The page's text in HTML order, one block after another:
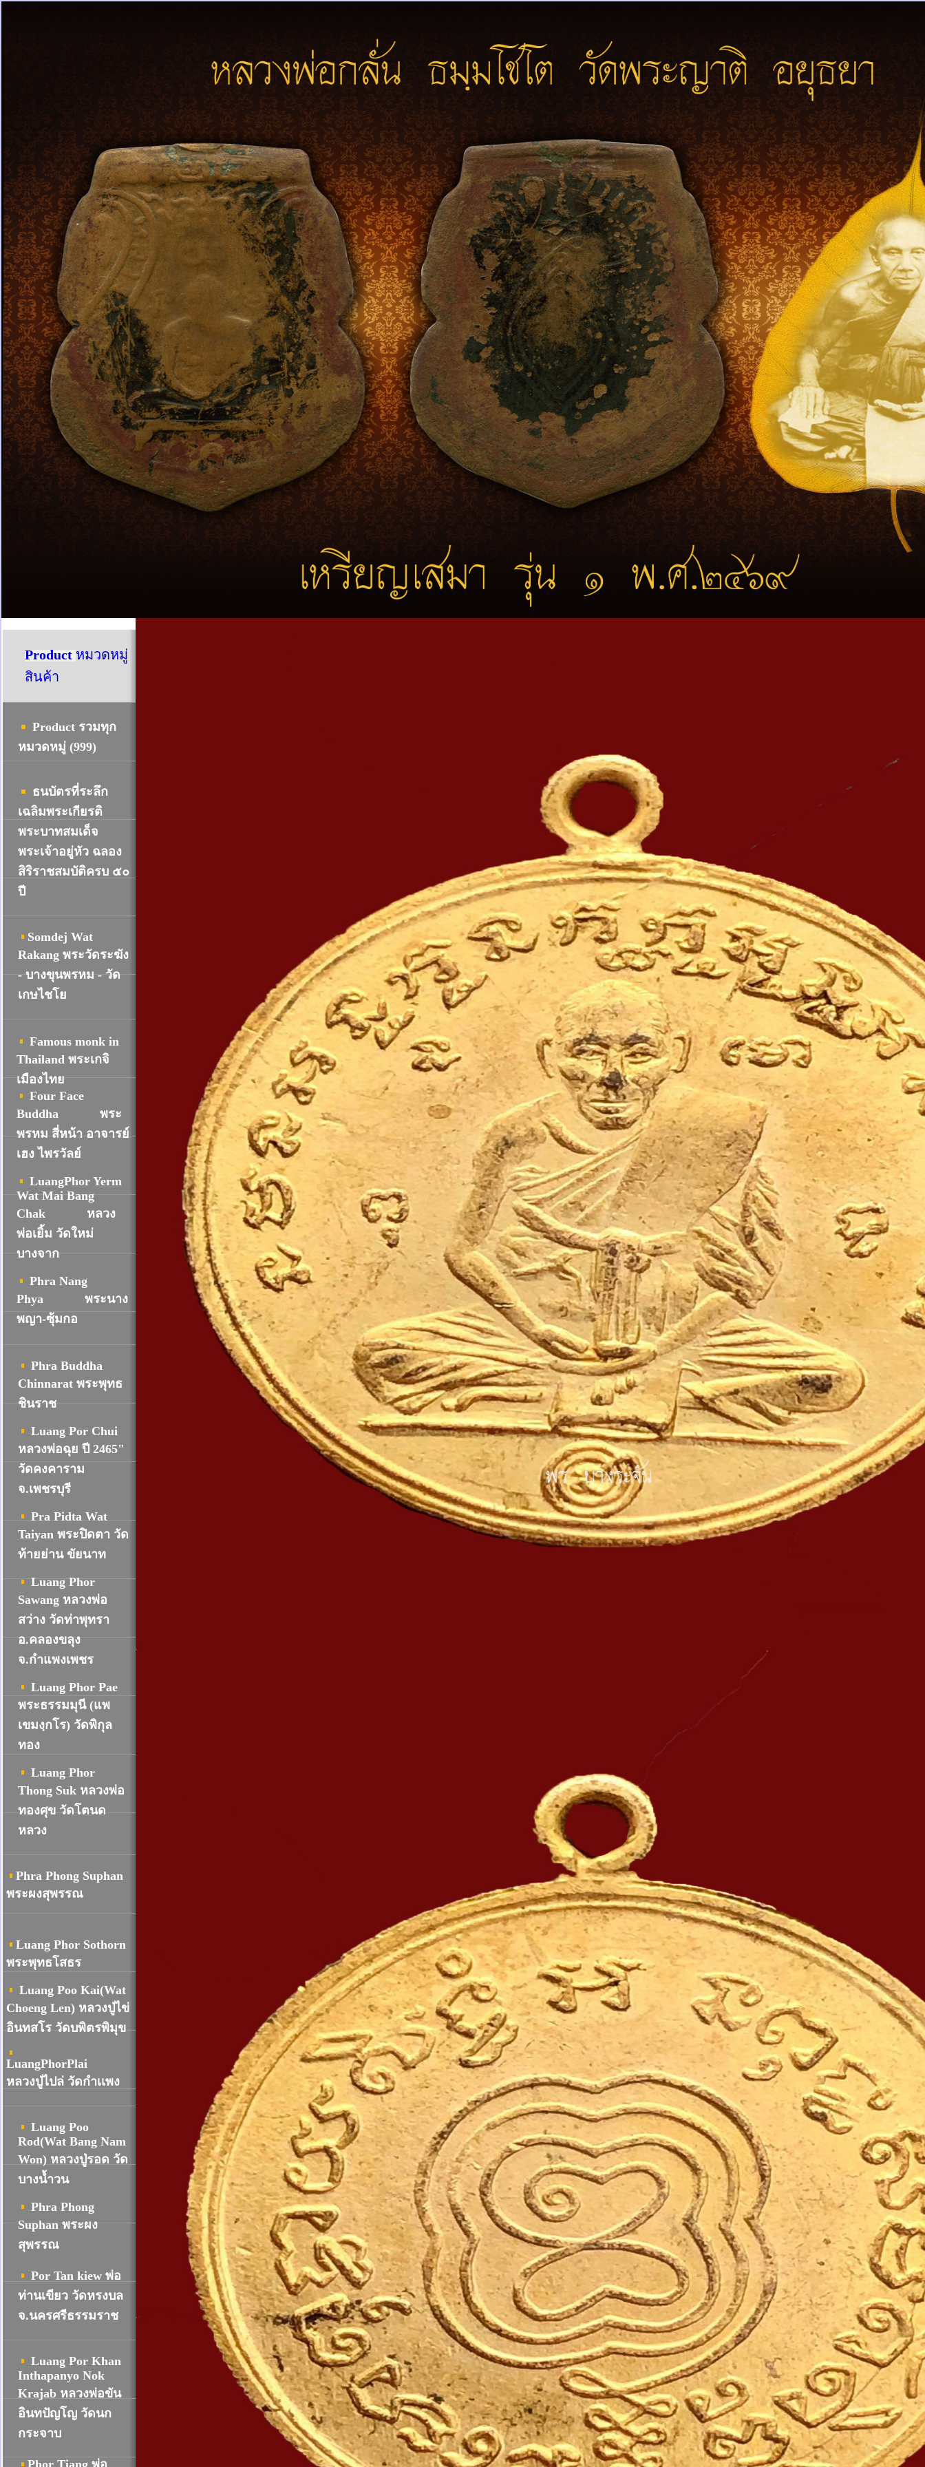
Product หมวดหมู่
สินค้า
Product รวมทุก
หมวดหมู่ (999)
ธนบัตรที่ระลึก
เฉลิมพระเกียรติ
พระบาทสมเด็จ
พระเจ้าอยู่หัว ฉลอง
สิริราชสมบัติครบ ๕๐
ปี
Somdej Wat
Rakang พระวัดระฆัง
- บางขุนพรหม - วัด
เกษไชโย
Famous monk in
Thailand พระเกจิ
เมืองไทย
Four Face
Buddha
พระ
พรหม สี่หน้า อาจารย์
เฮง ไพรวัลย์
LuangPhor Yerm
Wat Mai Bang
Chak
หลวง
พ่อเยิ้ม วัดใหม่
บางจาก
Phra Nang
Phya
พระนาง
พญา-ซุ้มกอ
Phra Buddha
Chinnarat พระพุทธ
ชินราช
Luang Por Chui
หลวงพ่อฉุย ปี 2465"
วัดคงคาราม
จ.เพชรบุรี
Pra Pidta Wat
Taiyan พระปิดตา วัด
ท้ายย่าน ขัยนาท
Luang Phor
Sawang หลวงพ่อ
สว่าง วัดท่าพุทรา
อ.คลองขลุง
จ.กำแพงเพชร
Luang Phor Pae
พระธรรมมุนี (แพ
เขมงฺกโร) วัดพิกุล
ทอง
Luang Phor
Thong Suk หลวงพ่อ
ทองศุข วัดโตนด
หลวง
Phra Phong Suphan
พระผงสุพรรณ
Luang Phor Sothorn
พระพุทธโสธร
Luang Poo Kai(Wat
Choeng Len) หลวงปู่ไข่
อินทสโร วัดบพิตรพิมุข
LuangPhorPlai
หลวงปู่ไปล่ วัดกำเเพง
Luang Poo
Rod(Wat Bang Nam
Won) หลวงปู่รอด วัด
บางน้ำวน
Phra Phong
Suphan พระผง
สุพรรณ
Por Tan kiew พ่อ
ท่านเขียว วัดหรงบล
จ.นครศรีธรรมราช
Luang Por Khan
Inthapanyo Nok
Krajab หลวงพ่อขัน
อินทปัญโญ วัดนก
กระจาบ
Phor Tiang พ่อ